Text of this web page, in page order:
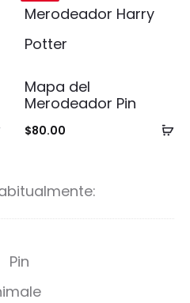
Añadir
Mapa del
Merodeador Pin
$80.00
P
i